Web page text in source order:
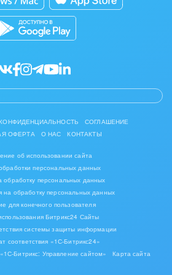
стиль
банки
СОГЛАШЕНИЕ
ОФЕРТА
О НАС КОНТАКТЫ
об использовании сайта
персональных данных
обработку персональных данных
на обработку персональных данных
для конечного пользователя
Битрикс24 Сайты
системы защиты информации
соответствия «1С-Битрикс24»
Битрикс: Управление сайтом»
Карта сайта